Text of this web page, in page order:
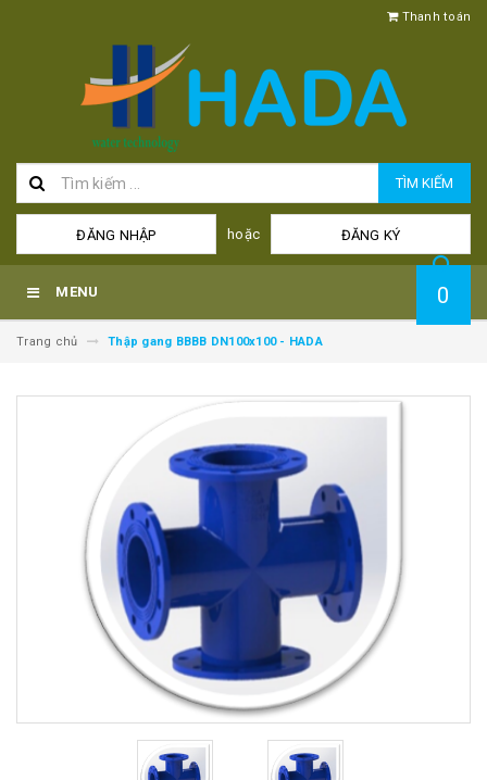
Thanh toán
TÌM KIẾM
ĐĂNG NHẬP hoặc ĐĂNG KÝ
MENU 0
Trang chủ Thập gang BBBB DN100x100 - HADA